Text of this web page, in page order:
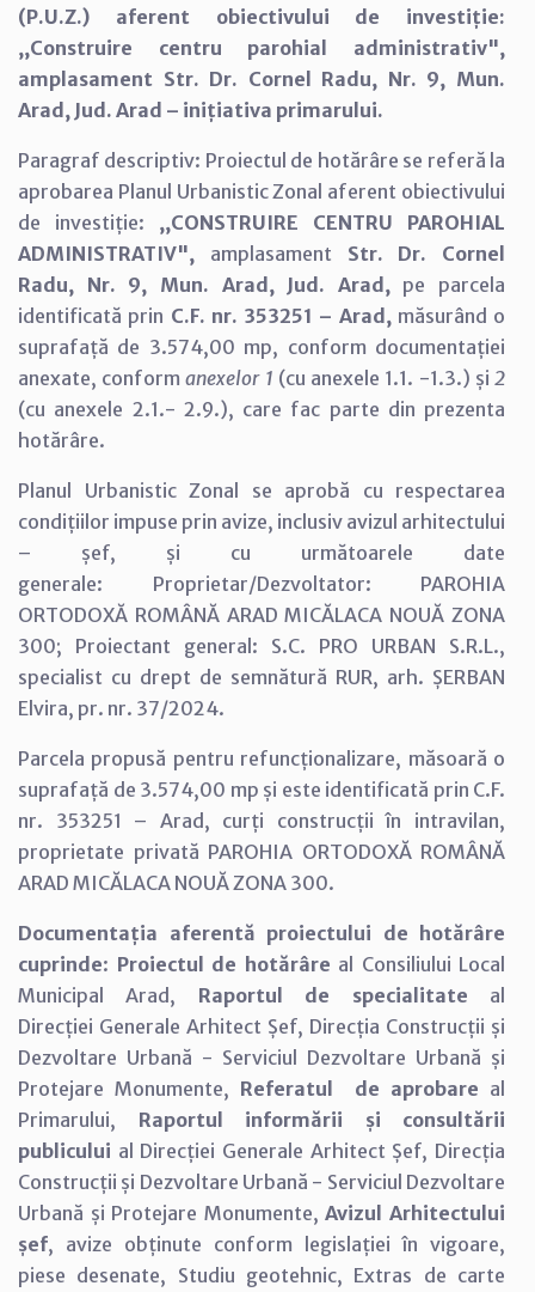
(P.U.Z.) aferent obiectivului de investiție:
,,Construire centru parohial administrativ",
amplasament Str. Dr. Cornel Radu, Nr. 9, Mun.
Arad, Jud. Arad – inițiativa primarului.
Paragraf descriptiv: Proiectul de hotărâre se referă la
aprobarea Planul Urbanistic Zonal aferent obiectivului
de investiție: ,,CONSTRUIRE CENTRU PAROHIAL
ADMINISTRATIV", amplasament Str. Dr. Cornel
Radu, Nr. 9, Mun. Arad, Jud. Arad, pe parcela
identificată prin C.F. nr. 353251 – Arad, măsurând o
suprafață de 3.574,00 mp, conform documentației
anexate, conformanexelor 1 (cu anexele 1.1. -1.3.) și2
(cu anexele 2.1.- 2.9.), care fac parte din prezenta
hotărâre.
Planul Urbanistic Zonal se aprobă cu respectarea
condițiilor impuse prin avize, inclusiv avizul arhitectului
– șef, și cu următoarele date
generale: Proprietar/Dezvoltator: PAROHIA
ORTODOXĂ ROMÂNĂ ARAD MICĂLACA NOUĂ ZONA
300; Proiectant general: S.C. PRO URBAN S.R.L.,
specialist cu drept de semnătură RUR, arh. ȘERBAN
Elvira, pr. nr. 37/2024.
Parcela propusă pentru refuncționalizare, măsoară o
suprafață de 3.574,00 mp și este identificată prin C.F.
nr. 353251 – Arad, curți construcții în intravilan,
proprietate privată PAROHIA ORTODOXĂ ROMÂNĂ
ARAD MICĂLACA NOUĂ ZONA 300.
Documentația aferentă proiectului de hotărâre
cuprinde: Proiectul de hotărâre al Consiliului Local
Municipal Arad, Raportul de specialitate al
Direcției Generale Arhitect Șef, Direcția Construcții și
Dezvoltare Urbană - Serviciul Dezvoltare Urbană și
Protejare Monumente, Referatul de aprobare al
Primarului, Raportul informării și consultării
publicului al Direcției Generale Arhitect Șef, Direcția
Construcții și Dezvoltare Urbană - Serviciul Dezvoltare
Urbană și Protejare Monumente,Avizul Arhitectului
șef, avize obținute conform legislației în vigoare,
piese desenate, Studiu geotehnic, Extras de carte